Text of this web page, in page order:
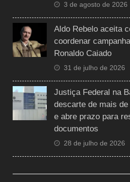
3 de agosto de 2026
Aldo Rebelo aceita
coordenar
Ronaldo Caiado
31 de julho de 2026
Justiça Federal na
descarte de mais
e abre prazo para
documentos
28 de julho de 2026